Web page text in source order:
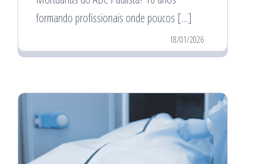
formando profissionais onde poucos […]
18/01/2026